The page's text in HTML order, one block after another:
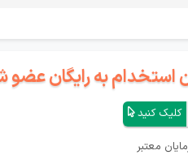
استخدام به رایگان
کلیک کنید
معتبر